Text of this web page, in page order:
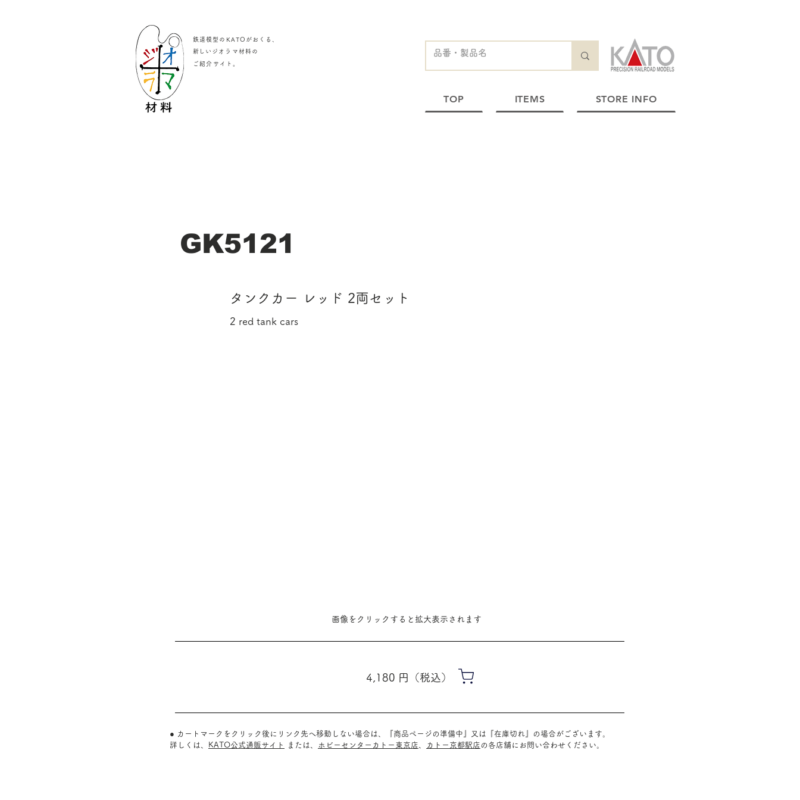
鉄道模型のKATOがおくる、
​新しいジオラマ材料の
ご紹介サイト
TOP ITEMS STORE INFO
GK5121
2 red tank cars
タンクカー レッド 2両セット
​画像をクリックすると拡大表示されます
4,180 ​円（税込）
● カートマークをクリック後にリンク先へ移動しない場合は、『商品ページの準備中』又は『在庫切れ』の場合がございます。
詳しくは、
KATO公式通販サイト または、 ホビーセンターカトー東京店 カトー京都駅店の 各店舗に お問い合わせください。